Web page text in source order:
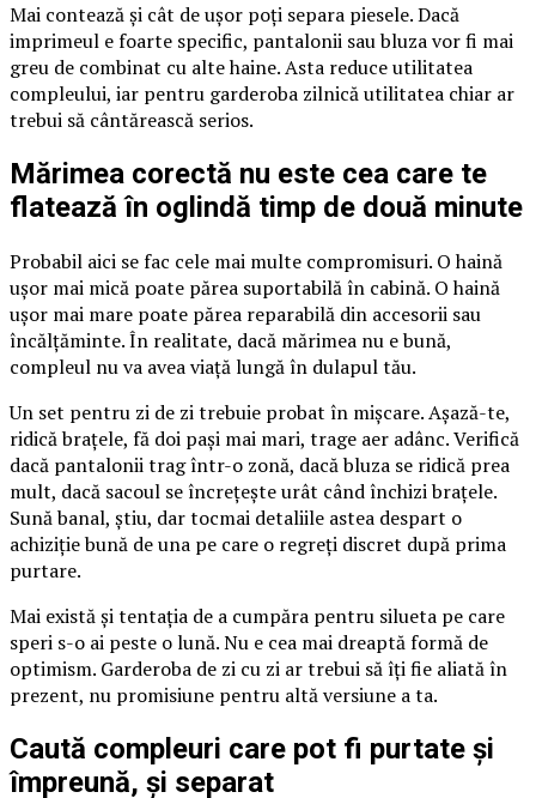
Mai contează și cât de ușor poți separa piesele. Dacă
imprimeul e foarte specific, pantalonii sau bluza vor fi mai
greu de combinat cu alte haine. Asta reduce utilitatea
compleului, iar pentru garderoba zilnică utilitatea chiar ar
trebui să cântărească serios.
Mărimea corectă nu este cea care te
flatează în oglindă timp de două minute
Probabil aici se fac cele mai multe compromisuri. O haină
ușor mai mică poate părea suportabilă în cabină. O haină
ușor mai mare poate părea reparabilă din accesorii sau
încălțăminte. În realitate, dacă mărimea nu e bună,
compleul nu va avea viață lungă în dulapul tău.
Un set pentru zi de zi trebuie probat în mișcare. Așază-te,
ridică brațele, fă doi pași mai mari, trage aer adânc. Verifică
dacă pantalonii trag într-o zonă, dacă bluza se ridică prea
mult, dacă sacoul se încrețește urât când închizi brațele.
Sună banal, știu, dar tocmai detaliile astea despart o
achiziție bună de una pe care o regreți discret după prima
purtare.
Mai există și tentația de a cumpăra pentru silueta pe care
speri s-o ai peste o lună. Nu e cea mai dreaptă formă de
optimism. Garderoba de zi cu zi ar trebui să îți fie aliată în
prezent, nu promisiune pentru altă versiune a ta.
Caută compleuri care pot fi purtate și
împreună, și separat